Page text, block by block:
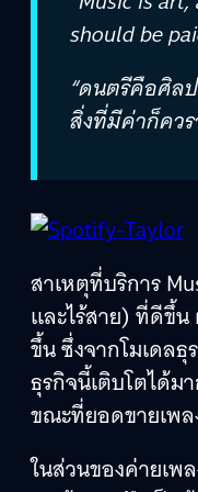
should be
“ดนตรีคือศิล
สิ่งที่มีค่าก็คว
สาเหตุที่บริการ
และไร้สาย) ที่ดีขึ้
ขึ้น ซึ่งจากโมเดล
ธุรกิจนี้เติบโตได้ม
ขณะที่ยอดขายเพล
ในส่วนของค่ายเพ